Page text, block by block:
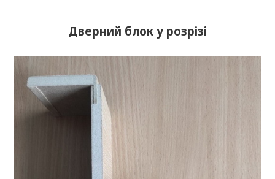
Дверний блок у розрізі